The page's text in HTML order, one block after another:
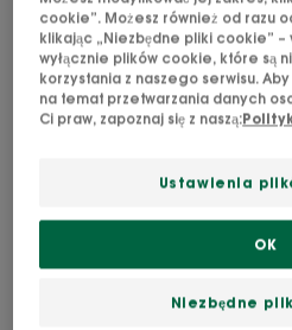
zabiegi pielęgnacyjne
włosów, bez nadmiernej
mogą pomóc w
włosy są suche i matowe,
Klorane wszystkie produkty
włosa. Umożliwia to
trzonu włosa, dzięki czemu
świetliste wykończenie.
cookie”. Możesz również od razu
klikając „Niezbędne pliki cookie” –
wyłącznie plików cookie, które są
korzystania z naszego serwisu.
na temat przetwarzania danych
Ci praw, zapoznaj się z naszą:
Ustawienia
Niezbędne
OK